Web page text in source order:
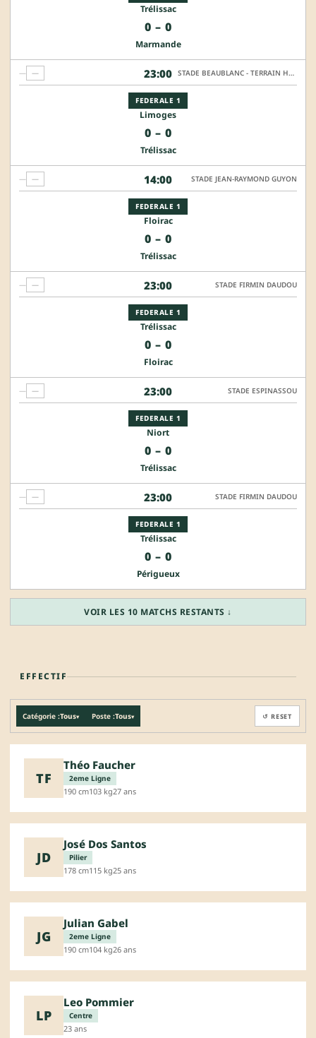
Trélissac
0 – 0
Marmande
23:00
FEDERALE 1
Limoges
0 – 0
Trélissac
— — STADE BEAUBLANC - TERRAIN HONNEUR
14:00
FEDERALE 1
Floirac
0 – 0
Trélissac
— — STADE JEAN-RAYMOND GUYON
23:00
FEDERALE 1
Trélissac
0 – 0
Floirac
— — STADE FIRMIN DAUDOU
23:00
FEDERALE 1
Niort
0 – 0
Trélissac
— — STADE ESPINASSOU
23:00
FEDERALE 1
Trélissac
0 – 0
Périgueux
— — STADE FIRMIN DAUDOU
VOIR LES 10 MATCHS RESTANTS ↓
EFFECTIF
Catégorie :Tous▾ Poste :Tous▾ ↺ RESET
TF
Théo Faucher
2eme Ligne
190 cm103 kg27 ans
JD
José Dos Santos
Pilier
178 cm115 kg25 ans
JG
Julian Gabel
2eme Ligne
190 cm104 kg26 ans
LP
Leo Pommier
Centre
23 ans